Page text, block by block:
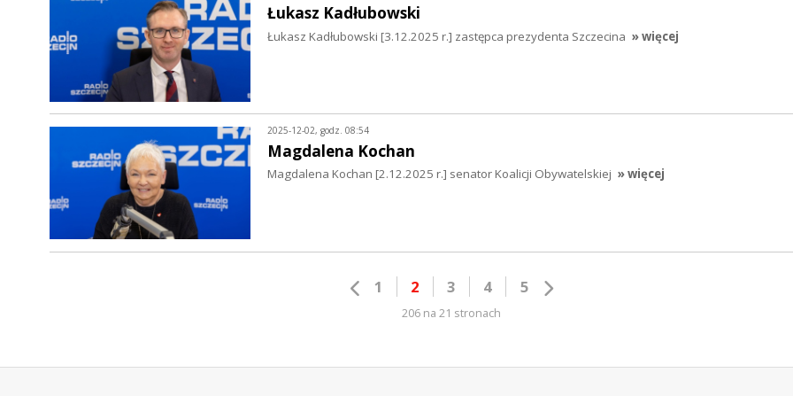
Łukasz Kadłubowski
Łukasz Kadłubowski [3.12.2025 r.] zastępca prezydenta Szczecina » więcej
2025-12-02, godz. 08:54
Magdalena Kochan
Magdalena Kochan [2.12.2025 r.] senator Koalicji Obywatelskiej » więcej
1 2 3 4 5
206 na 21 stronach